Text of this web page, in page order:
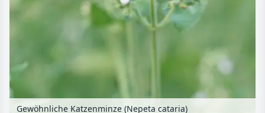
Gewöhnliche Katzenminze (Nepeta cataria)